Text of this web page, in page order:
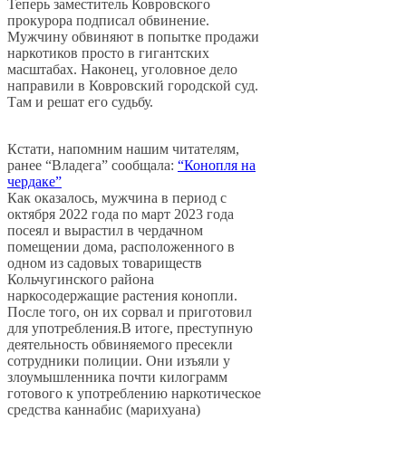
Теперь заместитель Ковровского
прокурора подписал обвинение.
Мужчину обвиняют в попытке продажи
наркотиков просто в гигантских
масштабах. Наконец, уголовное дело
направили в Ковровский городской суд.
Там и решат его судьбу.
Кстати, напомним нашим читателям,
ранее “Владега” сообщала: “Конопля на
чердаке”
Как оказалось, мужчина в период с
октября 2022 года по март 2023 года
посеял и вырастил в чердачном
помещении дома, расположенного в
одном из садовых товариществ
Кольчугинского района
наркосодержащие растения конопли.
После того, он их сорвал и приготовил
для употребления.В итоге, преступную
деятельность обвиняемого пресекли
сотрудники полиции. Они изъяли у
злоумышленника почти килограмм
готового к употреблению наркотическое
средства каннабис (марихуана)